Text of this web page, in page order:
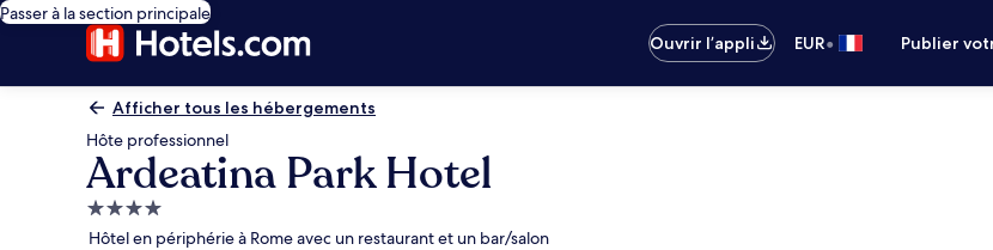
Passer à la section principale
Ouvrir l’appli
EUR• Publier
Afficher tous les hébergements
Hôte professionnel
Ardeatina Park Hotel
Hébergement
4.0 étoiles
Hôtel en périphérie à Rome avec un restaurant et un bar/salon